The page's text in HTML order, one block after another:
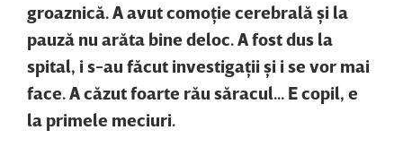
groaznică. A avut comoţie cerebrală şi la
pauză nu arăta bine deloc. A fost dus la
spital, i s-au făcut investigaţii şi i se vor mai
face. A căzut foarte rău săracul... E copil, e
la primele meciuri.